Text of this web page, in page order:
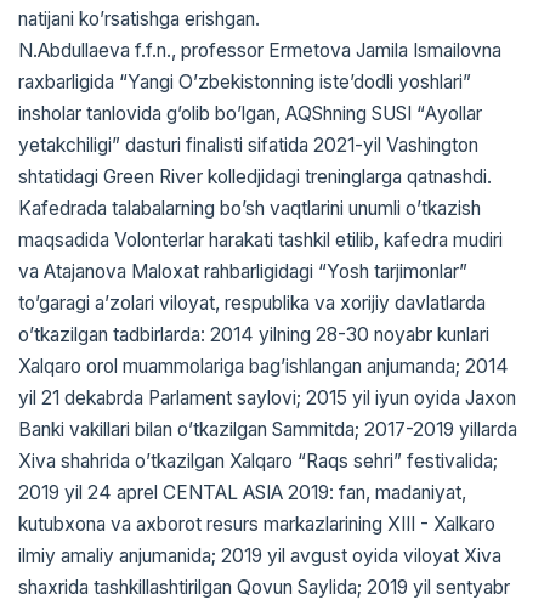
natijani koʼrsatishga erishgan.
N.Аbdullaeva f.f.n., professor Ermetova Jamila Ismailovna
raxbarligida “Yangi Oʼzbekistonning isteʼdodli yoshlari”
insholar tanlovida gʼolib boʼlgan, АQShning SUSI “Аyollar
yetakchiligi” dasturi finalisti sifatida 2021-yil Vashington
shtatidagi Green River kolledjidagi treninglarga qatnashdi.
Kafedrada talabalarning boʼsh vaqtlarini unumli oʼtkazish
maqsadida Volonterlar harakati tashkil etilib, kafedra mudiri
va Аtajanova Maloxat rahbarligidagi “Yosh tarjimonlar”
toʼgaragi aʼzolari viloyat, respublika va xorijiy davlatlarda
oʼtkazilgan tadbirlarda: 2014 yilning 28-30 noyabr kunlari
Xalqaro orol muammolariga bagʼishlangan anjumanda; 2014
yil 21 dekabrda Parlament saylovi; 2015 yil iyun oyida Jaxon
Banki vakillari bilan oʼtkazilgan Sammitda; 2017-2019 yillarda
Xiva shahrida oʼtkazilgan Xalqaro “Raqs sehri” festivalida;
2019 yil 24 aprel CENTAL ASIA 2019: fan, madaniyat,
kutubxona va axborot resurs markazlarining XIII - Xalkaro
ilmiy amaliy anjumanida; 2019 yil avgust oyida viloyat Xiva
shaxrida tashkillashtirilgan Qovun Saylida; 2019 yil sentyabr